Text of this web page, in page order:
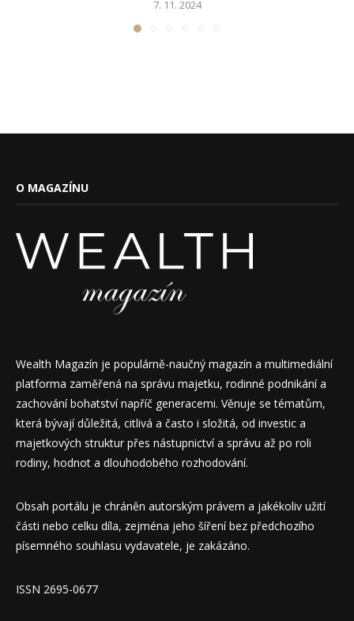
7. 11. 2024
O MAGAZÍNU
Wealth Magazín je populárně-naučný magazín a multimediální
platforma zaměřená na správu majetku, rodinné podnikání a
zachování bohatství napříč generacemi. Věnuje se tématům,
která bývají důležitá, citlivá a často i složitá, od investic a
majetkových struktur přes nástupnictví a správu až po roli
rodiny, hodnot a dlouhodobého rozhodování.
Obsah portálu je chráněn autorským právem a jakékoliv užití
části nebo celku díla, zejména jeho šíření bez předchozího
písemného souhlasu vydavatele, je zakázáno.
ISSN 2695-0677